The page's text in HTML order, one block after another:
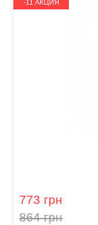
-11 АКЦИЯ
773 грн
864 грн